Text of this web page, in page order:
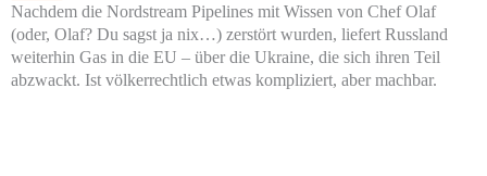
Nachdem die Nordstream Pipelines mit Wissen von Chef Olaf
(oder, Olaf? Du sagst ja nix…) zerstört wurden, liefert Russland
weiterhin Gas in die EU – über die Ukraine, die sich ihren Teil
abzwackt. Ist völkerrechtlich etwas kompliziert, aber machbar.